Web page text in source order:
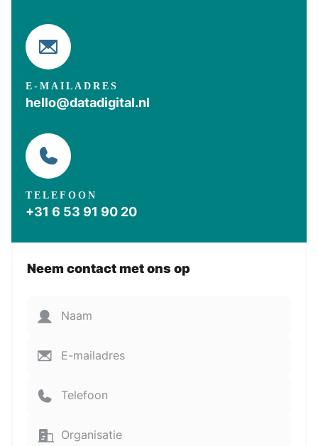
E-MAILADRES
hello@datadigital.nl
TELEFOON
+31 6 53 91 90 20
Neem contact met ons op